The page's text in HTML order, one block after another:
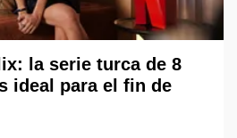
la serie turca de 8
ideal para el fin de